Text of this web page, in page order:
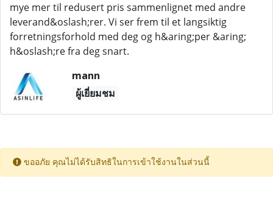
mye mer til redusert pris sammenlignet med andre
leverand&oslash;rer. Vi ser frem til et langsiktig
forretningsforhold med deg og h&aring;per &aring;
h&oslash;re fra deg snart.
mann
ผู้เยี่ยมชม
ขออภัย คุณไม่ได้รับสิทธิในการเข้าใช้งานในส่วนนี้